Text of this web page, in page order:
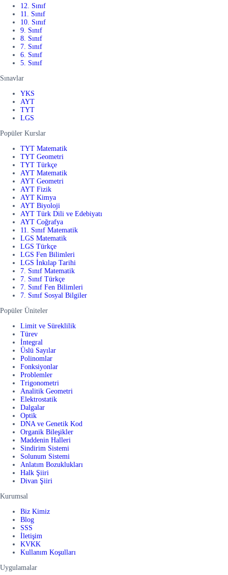
12. Sınıf
11. Sınıf
10. Sınıf
9. Sınıf
8. Sınıf
7. Sınıf
6. Sınıf
5. Sınıf
Sınavlar
YKS
AYT
TYT
LGS
Popüler Kurslar
TYT Matematik
TYT Geometri
TYT Türkçe
AYT Matematik
AYT Geometri
AYT Fizik
AYT Kimya
AYT Biyoloji
AYT Türk Dili ve Edebiyatı
AYT Coğrafya
11. Sınıf Matematik
LGS Matematik
LGS Türkçe
LGS Fen Bilimleri
LGS İnkılap Tarihi
7. Sınıf Matematik
7. Sınıf Türkçe
7. Sınıf Fen Bilimleri
7. Sınıf Sosyal Bilgiler
Popüler Üniteler
Limit ve Süreklilik
Türev
İntegral
Üslü Sayılar
Polinomlar
Fonksiyonlar
Problemler
Trigonometri
Analitik Geometri
Elektrostatik
Dalgalar
Optik
DNA ve Genetik Kod
Organik Bileşikler
Maddenin Halleri
Sindirim Sistemi
Solunum Sistemi
Anlatım Bozuklukları
Halk Şiiri
Divan Şiiri
Kurumsal
Biz Kimiz
Blog
SSS
İletişim
KVKK
Kullanım Koşulları
Uygulamalar